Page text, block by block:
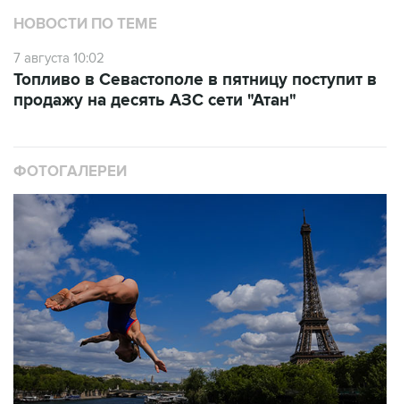
7 августа 10:02
продажу на десять АЗС сети "Атан"
10